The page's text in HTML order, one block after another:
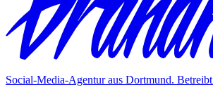
Social-Media-Agentur aus Dortmund. Betreibt